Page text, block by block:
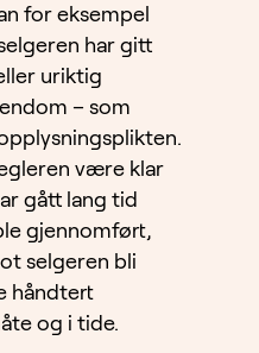
for eksempel
har gitt
uriktig
– som
være klar
gått lang tid
gjennomført,
selgeren bli
håndtert
og i tide.